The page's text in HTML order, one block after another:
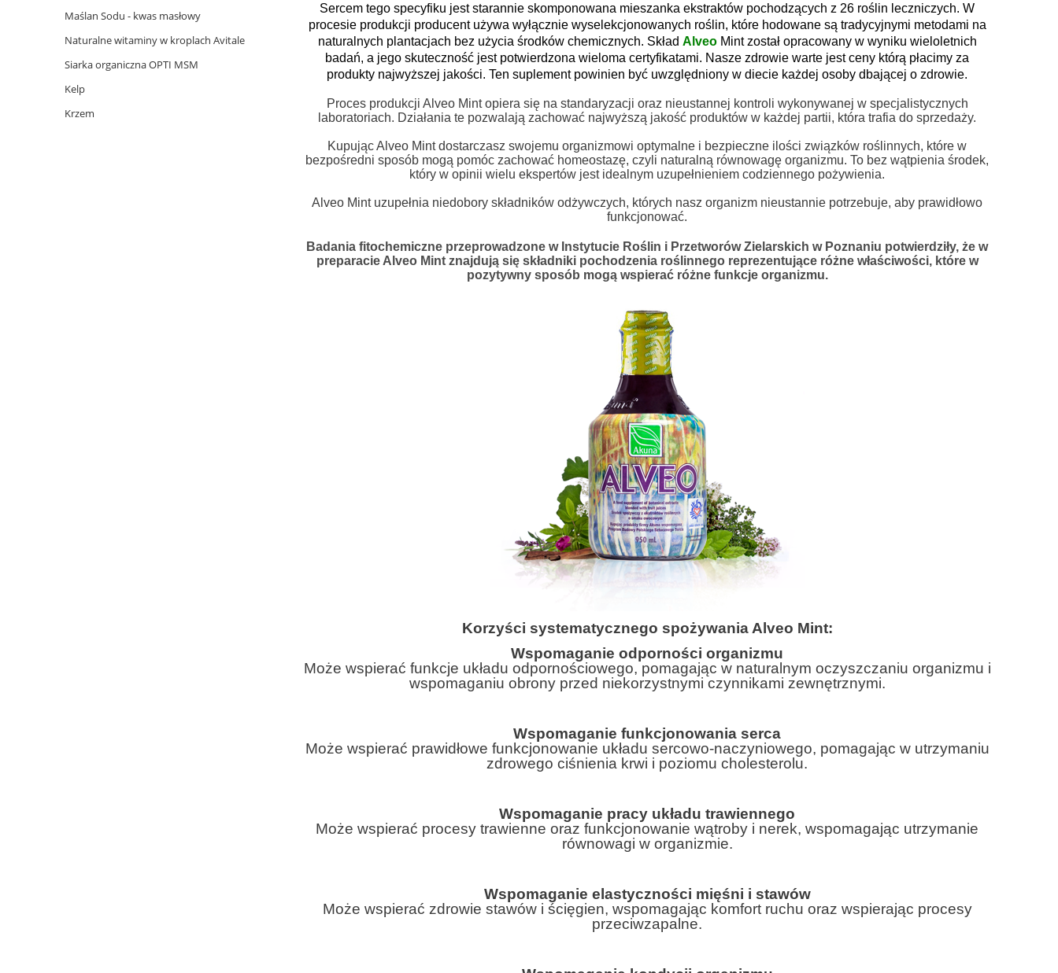
Maślan Sodu - kwas masłowy
Naturalne witaminy w kroplach Avitale
Siarka organiczna OPTI MSM
Kelp
Krzem
Sercem tego specyfiku jest starannie skomponowana mieszanka ekstraktów pochodzących z 26 roślin leczniczych. W
procesie produkcji producent używa wyłącznie wyselekcjonowanych roślin, które hodowane są tradycyjnymi metodami na
naturalnych plantacjach bez użycia środków chemicznych. Skład AlveoMint został opracowany w wyniku wieloletnich
badań, a jego skuteczność jest potwierdzona wieloma certyfikatami. Nasze zdrowie warte jest ceny którą płacimy za
produkty najwyższej jakości. Ten suplement powinien być uwzględniony w diecie każdej osoby dbającej o zdrowie.
Proces produkcji Alveo Mint opiera się na standaryzacji oraz nieustannej kontroli wykonywanej w specjalistycznych
laboratoriach. Działania te pozwalają zachować najwyższą jakość produktów w każdej partii, która trafia do sprzedaży.
Kupując Alveo Mint dostarczasz swojemu organizmowi optymalne i bezpieczne ilości związków roślinnych, które w
bezpośredni sposób mogą pomóc zachować homeostazę, czyli naturalną równowagę organizmu. To bez wątpienia środek,
który w opinii wielu ekspertów jest idealnym uzupełnieniem codziennego pożywienia.
Alveo Mint uzupełnia niedobory składników odżywczych, których nasz organizm nieustannie potrzebuje, aby prawidłowo
funkcjonować.
Badania fitochemiczne przeprowadzone w Instytucie Roślin i Przetworów Zielarskich w Poznaniu potwierdziły, że w
preparacie Alveo Mint znajdują się składniki pochodzenia roślinnego reprezentujące różne właściwości, które w
pozytywny sposób mogą wspierać różne funkcje organizmu.
Korzyści systematycznego spożywania Alveo Mint:
Wspomaganie odporności organizmu
Może wspierać funkcje układu odpornościowego, pomagając w naturalnym oczyszczaniu organizmu i
wspomaganiu obrony przed niekorzystnymi czynnikami zewnętrznymi.
Wspomaganie funkcjonowania serca
Może wspierać prawidłowe funkcjonowanie układu sercowo-naczyniowego, pomagając w utrzymaniu
zdrowego ciśnienia krwi i poziomu cholesterolu.
Wspomaganie pracy układu trawiennego
Może wspierać procesy trawienne oraz funkcjonowanie wątroby i nerek, wspomagając utrzymanie
równowagi w organizmie.
Wspomaganie elastyczności mięśni i stawów
Może wspierać zdrowie stawów i ścięgien, wspomagając komfort ruchu oraz wspierając procesy
przeciwzapalne.